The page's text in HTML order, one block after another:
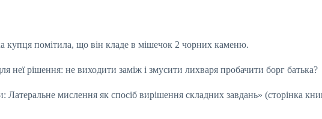
купця помітила, що він кладе в мішечок 2 чорних каменю.
неї рішення: не виходити заміж і змусити лихваря пробачити борг батька?
мислення як спосіб вирішення складних завдань» (сторінка